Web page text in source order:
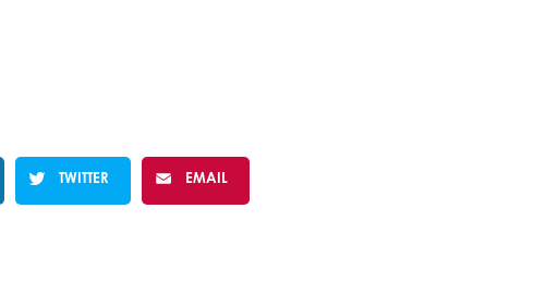
TWITTER EMAIL